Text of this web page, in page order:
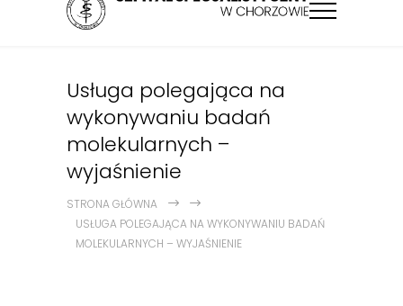
Usługa polegająca na
wykonywaniu badań
molekularnych –
wyjaśnienie
STRONA GŁÓWNA
USŁUGA POLEGAJĄCA NA WYKONYWANIU BADAŃ
MOLEKULARNYCH – WYJAŚNIENIE